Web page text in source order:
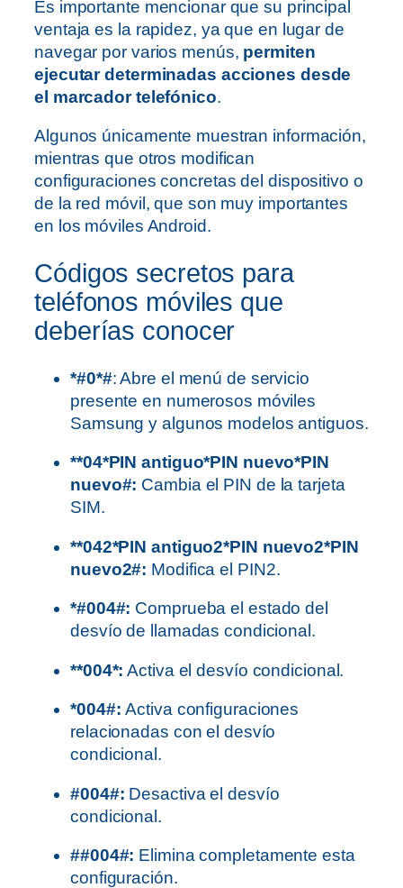
Es importante mencionar que su principal
ventaja es la rapidez, ya que en lugar de
navegar por varios menús, permiten
ejecutar determinadas acciones desde
el marcador telefónico.
Algunos únicamente muestran información,
mientras que otros modifican
configuraciones concretas del dispositivo o
de la red móvil, que son muy importantes
en los móviles Android.
Códigos secretos para
teléfonos móviles que
deberías conocer
*#0*#: Abre el menú de servicio
presente en numerosos móviles
Samsung y algunos modelos antiguos.
**04*PIN antiguo*PIN nuevo*PIN
nuevo#: Cambia el PIN de la tarjeta
SIM.
**042*PIN antiguo2*PIN nuevo2*PIN
nuevo2#: Modifica el PIN2.
*#004#: Comprueba el estado del
desvío de llamadas condicional.
**004*: Activa el desvío condicional.
*004#:Activa configuraciones
relacionadas con el desvío
condicional.
#004#: Desactiva el desvío
condicional.
##004#: Elimina completamente esta
configuración.